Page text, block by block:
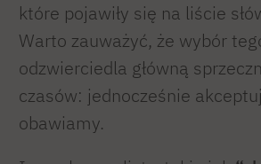
które pojawiły się na liście
Warto zauważyć, że wybór
odzwierciedla główną
czasów: jednocześnie
obawiamy.